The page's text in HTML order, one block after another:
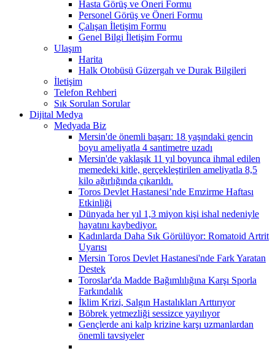
Hasta Görüş ve Öneri Formu
Personel Görüş ve Öneri Formu
Çalışan İletişim Formu
Genel Bilgi İletişim Formu
Ulaşım
Harita
Halk Otobüsü Güzergah ve Durak Bilgileri
İletişim
Telefon Rehberi
Sık Sorulan Sorular
Dijital Medya
Medyada Biz
Mersin'de önemli başarı: 18 yaşındaki gencin
boyu ameliyatla 4 santimetre uzadı
Mersin'de yaklaşık 11 yıl boyunca ihmal edilen
memedeki kitle, gerçekleştirilen ameliyatla 8,5
kilo ağırlığında çıkarıldı.
Toros Devlet Hastanesi’nde Emzirme Haftası
Etkinliği
Dünyada her yıl 1,3 miyon kişi ishal nedeniyle
hayatını kaybediyor.
Kadınlarda Daha Sık Görülüyor: Romatoid Artrit
Uyarısı
Mersin Toros Devlet Hastanesi'nde Fark Yaratan
Destek
Toroslar'da Madde Bağımlılığına Karşı Sporla
Farkındalık
İklim Krizi, Salgın Hastalıkları Arttırıyor
Böbrek yetmezliği sessizce yayılıyor
Gençlerde ani kalp krizine karşı uzmanlardan
önemli tavsiyeler